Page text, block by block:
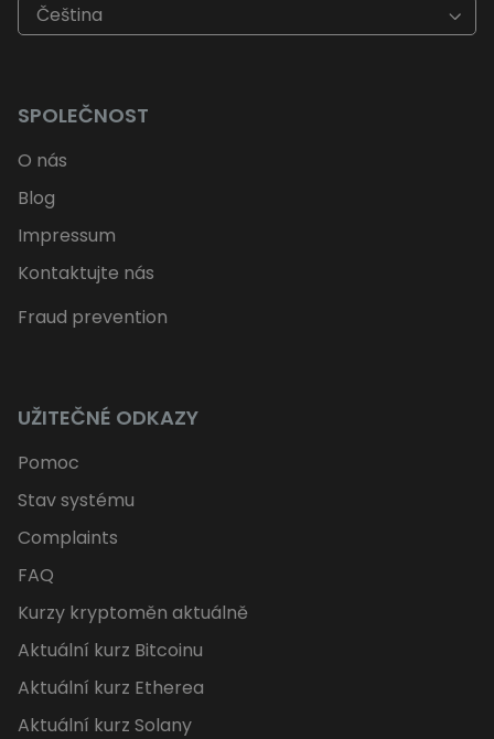
Čeština
SPOLEČNOST
O nás
Blog
Impressum
Kontaktujte nás
Fraud prevention
UŽITEČNÉ ODKAZY
Pomoc
Stav systému
Complaints
FAQ
Kurzy kryptoměn aktuálně
Aktuální kurz Bitcoinu
Aktuální kurz Etherea
Aktuální kurz Solany